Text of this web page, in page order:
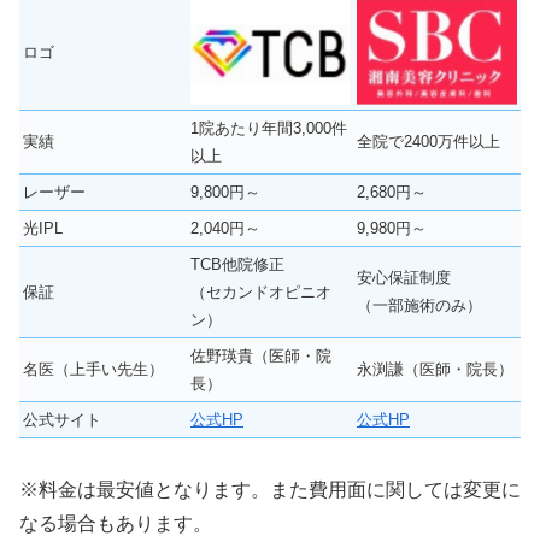
ロゴ
実績
1院あたり年間3,000件
以上
全院で2400万件以上
レーザー 9,800円～
2,680円～
光IPL
2,040円～ 9,980円～
保証
TCB他院修正
（セカンドオピニオ
ン）
安心保証制度
（一部施術のみ）
名医（上手い先生）
佐野瑛貴（医師・院
長）
永渕謙（医師・院長）
公式サイト 公式HP 公式HP
※料金は最安値となります。また費用面に関しては変更に
なる場合もあります。